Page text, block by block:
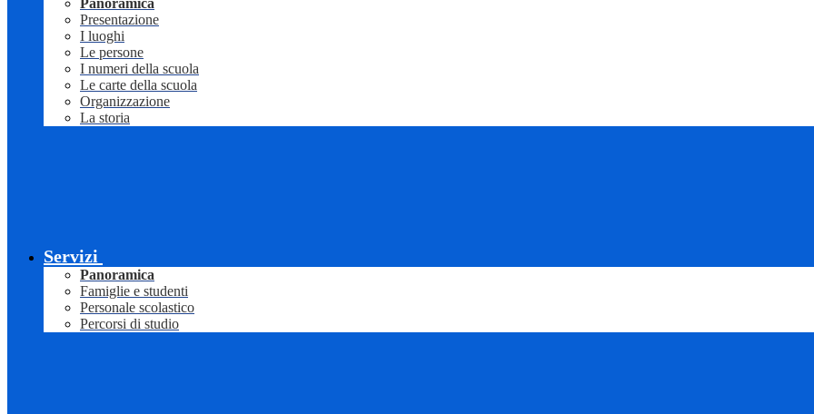
Panoramica
Presentazione
I luoghi
Le persone
I numeri della scuola
Le carte della scuola
Organizzazione
La storia
Servizi
Panoramica
Famiglie e studenti
Personale scolastico
Percorsi di studio